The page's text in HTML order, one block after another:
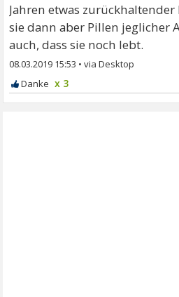
Jahren etwas
sie dann aber Pillen jeglicher
auch, dass sie noch lebt.
08.03.2019 15:53 •
x 3